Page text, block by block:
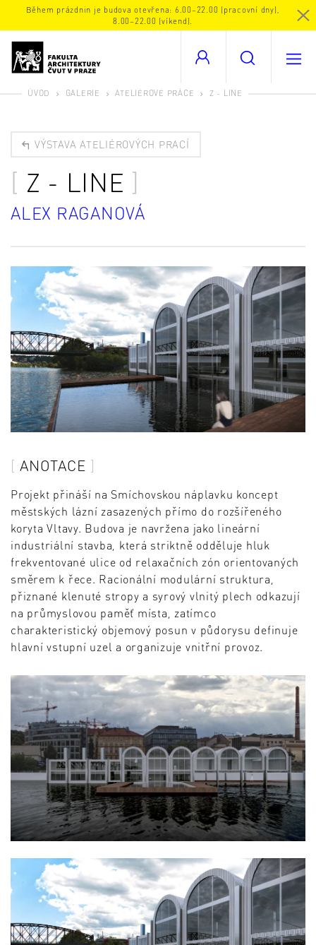
Během prázdnin je budova otevřena: 6.00–22.00 (pracovní dny),
8.00–22.00 (víkend).
ÚVOD GALERIE ATELIÉROVÉ PRÁCE Z - LINE
VÝSTAVA ATELIÉROVÝCH PRACÍ
Z - LINE
ALEX RAGANOVÁ
ANOTACE
Projekt přináší na Smíchovskou náplavku koncept
městských lázní zasazených přímo do rozšířeného
koryta Vltavy. Budova je navržena jako lineární
industriální stavba, která striktně odděluje hluk
frekventované ulice od relaxačních zón orientovaných
směrem k řece. Racionální modulární struktura,
přiznané klenuté stropy a syrový vlnitý plech odkazují
na průmyslovou paměť místa, zatímco
charakteristický objemový posun v půdorysu definuje
hlavní vstupní uzel a organizuje vnitřní provoz.